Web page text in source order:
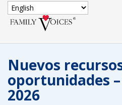
Nuevos
oportunidades
2026
SECURE
Type
of
donation
ONE-TIME